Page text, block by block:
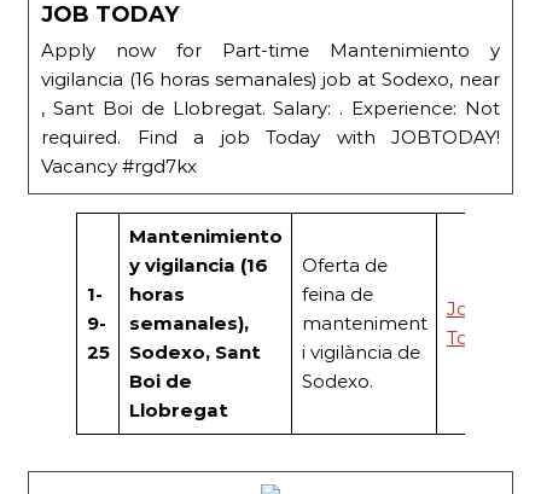
JOB TODAY
Apply now for Part-time Mantenimiento y
vigilancia (16 horas semanales) job at Sodexo, near
, Sant Boi de Llobregat. Salary: . Experience: Not
required. Find a job Today with JOBTODAY!
Vacancy #rgd7kx
1-
9-
25
Mantenimiento
y vigilancia (16
horas
semanales),
Sodexo, Sant
Boi de
Llobregat
Oferta de
feina de
manteniment
i vigilància de
Sodexo.
Job
Today